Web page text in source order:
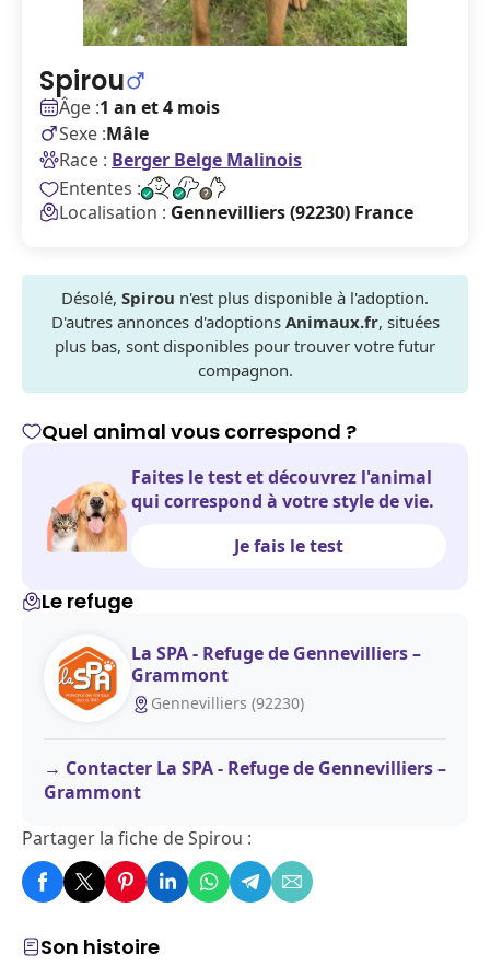
Spirou
Âge :1 an et 4 mois
Sexe :Mâle
Race : Berger Belge Malinois
Ententes :
Localisation : Gennevilliers (92230) France
Désolé, Spirou n'est plus disponible à l'adoption.
D'autres annonces d'adoptions Animaux.fr, situées
plus bas, sont disponibles pour trouver votre futur
compagnon.
Son histoire
Quel animal vous correspond ?
Faites le test et découvrez l'animal
qui correspond à votre style de vie.
Je fais le test
Le refuge
La SPA - Refuge de Gennevilliers –
Grammont
Gennevilliers (92230)
Contacter La SPA - Refuge de Gennevilliers –
Grammont
Partager la fiche de Spirou :